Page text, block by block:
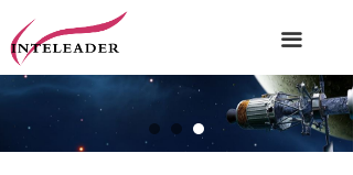
끀